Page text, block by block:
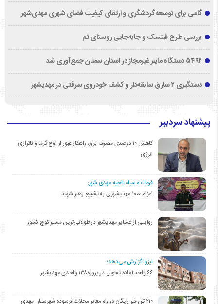
گامی برای توسعه گردشگری و ارتقای کیفیت فضای شهری مهدی‌شهر
بررسی طرح فینسک و جابه‌جایی روستای تم
۵۴۹۲ دستگاه ماینر غیرمجاز در استان سمنان جمع‌آوری شد
دستگیری ۲ سارق سابقه‌دار و کشف خودروی سرقتی در مهدیشهر
پیشنهاد سردبیر
کاهش ۱۰ درصدی مصرف برق، راهکار عبور از اوج گرما و ناترازی
انرژی
فرمانده سپاه ناحیه مهدی شهر:
اعزام ۱۰۰۰ مهدیشهری به تشییع رهبر شهید
روایتی از عشایر مهدیشهر در طولانی‌ترین مسیر کوچ کشور
نیزوا گزارش می‌دهد؛
۶۶ واحد آماده تحویل در پروژه۱۳۸ واحدی مهدیشهر
۲۱۰ تن قیر رایگان در راه معابر محلات فرسوده شهرستان مهدی